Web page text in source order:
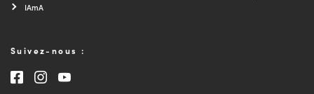
IAmA
Suivez-nous :
Consultez notre page Facebook
Consultez notre page Instagram
Consultez notre chaîne Youtube